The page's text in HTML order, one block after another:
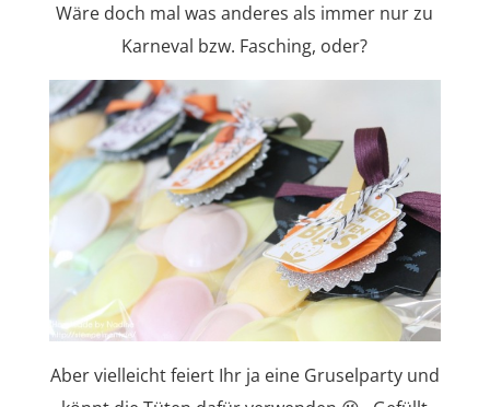
Wäre doch mal was anderes als immer nur zu
Karneval bzw. Fasching, oder?
Aber vielleicht feiert Ihr ja eine Gruselparty und